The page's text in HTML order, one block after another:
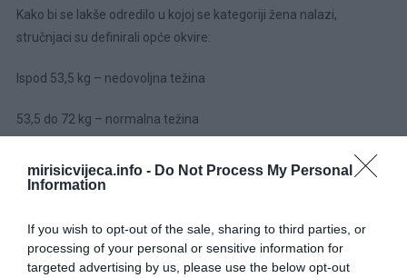
mirisicvijeca.info - Do Not Process My Personal
Information
If you wish to opt-out of the sale, sharing to third parties, or
processing of your personal or sensitive information for
targeted advertising by us, please use the below opt-out
Kako bi se lakše odredilo u kojoj se kategoriji žena nalazi,
stručnjaci su definirali opće okvire:
Ispod 53,5 kg – nedovoljna težina
53,5 do 72 kg – normalna težina
Važno je napomenuti da sama težina nije jedini pokazatelj
zdravlja. Omjer mišićne mase i masnog tkiva igra ključnu ulogu u